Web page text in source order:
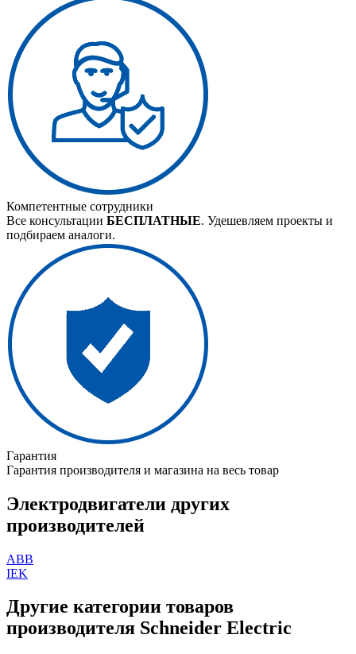
Компетентные сотрудники
Все консультации БЕСПЛАТНЫЕ. Удешевляем проекты и
подбираем аналоги.
Гарантия
Гарантия производителя и магазина на весь товар
Электродвигатели других
производителей
ABB
IEK
Другие категории товаров
производителя Schneider Electric